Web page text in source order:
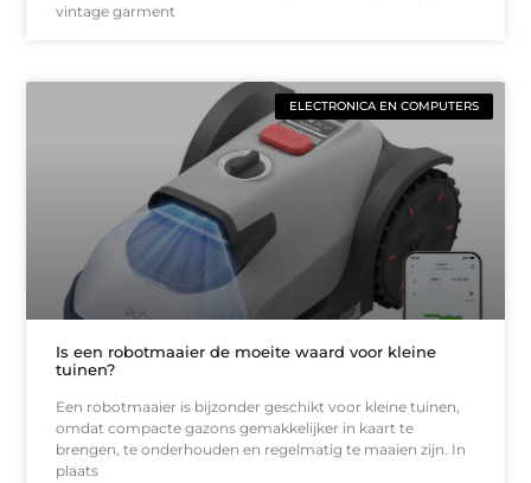
vintage garment
ELECTRONICA EN COMPUTERS
Is een robotmaaier de moeite waard voor kleine
tuinen?
Een robotmaaier is bijzonder geschikt voor kleine tuinen,
omdat compacte gazons gemakkelijker in kaart te
brengen, te onderhouden en regelmatig te maaien zijn. In
plaats